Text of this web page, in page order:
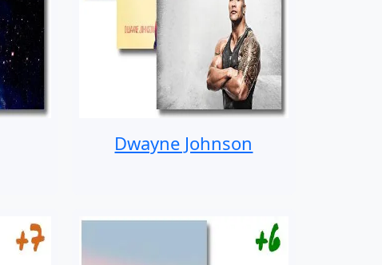
Dwayne Johnson